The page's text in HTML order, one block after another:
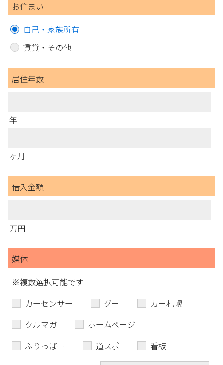
お住まい
自己・家族所有
賃貸・その他
居住年数
年
ヶ月
借入金額
万円
媒体
※複数選択可能です
カーセンサー
グー
カー札幌
クルマガ
ホームページ
ふりっぱー
道スポ 看板